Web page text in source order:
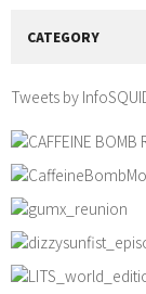
CATEGORY
Tweets by